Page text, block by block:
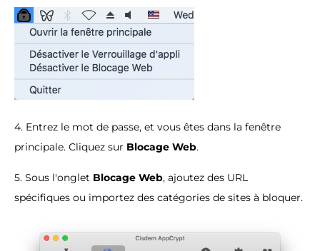
4. Entrez le mot de passe, et vous êtes dans la fenêtre
principale. Cliquez sur Blocage Web.
5. Sous l'onglet Blocage Web, ajoutez des URL
spécifiques ou importez des catégories de sites à bloquer.